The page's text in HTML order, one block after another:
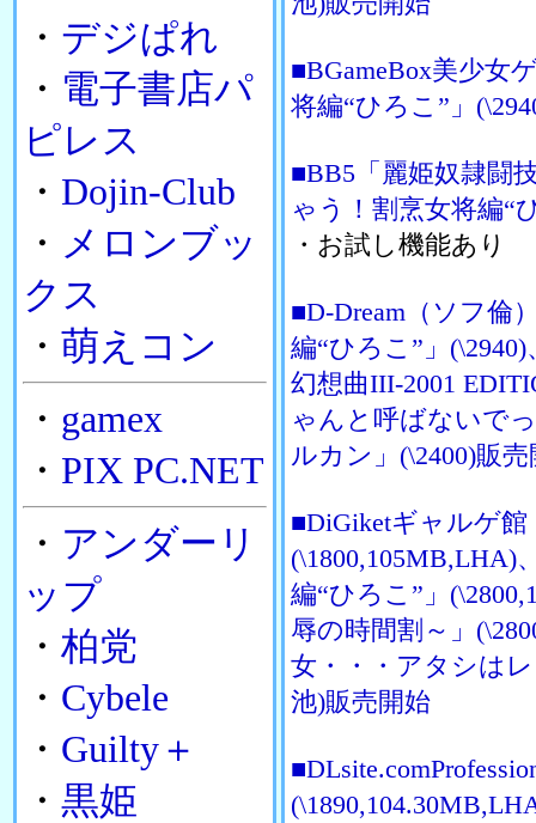
・ デジぱれ
・ 電子書店パ
ピレス
・ Dojin-Club
・ メロンブッ
クス
・ 萌えコン
・ gamex
・ PIX PC.NET
・ アンダーリ
ップ
・ 柏党
・ Cybele
・ Guilty＋
・ 黒姫
■BGameBox美少女
将編“ひろこ”」
■BB5「麗姫奴隷闘
ゃう！割烹女将編“
・お試し機能あり
■D-Dream（ソフ倫
編“ひろこ”」
幻想曲III-2001
ゃんと呼ばないで
ルカン」(\2400)販売
■DiGiketギャルゲ
(\1800,105MB,LHA)
編“ひろこ”」
辱の時間割～」
女・・・アタシは
池)販売開始